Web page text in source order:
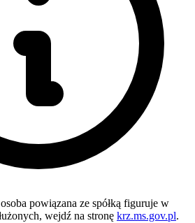
powiązana ze spółką figuruje w
wejdź na stronę krz.ms.gov.pl.